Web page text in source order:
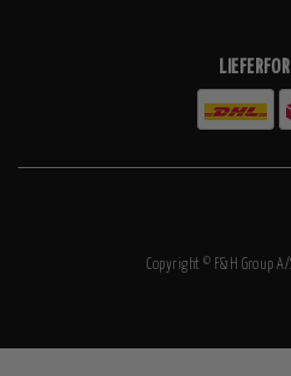
Copyright © F&H Group A/